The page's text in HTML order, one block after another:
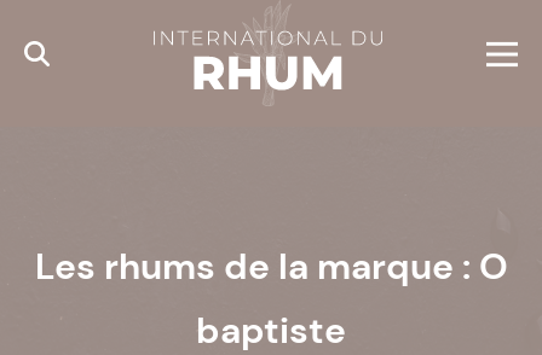
Les rhums de la marque : O
baptiste
Cookies management panel